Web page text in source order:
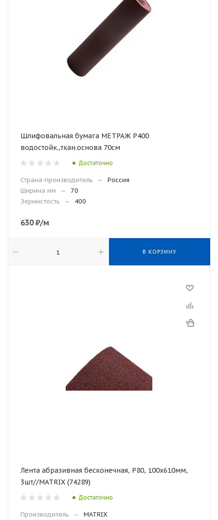
Шлифовальная бумага МЕТРАЖ Р400
водостойк.,ткан.основа 70см
Достаточно
Страна-производитель —
Россия
Ширина мм
—
70
Зернистость
— 400
630₽/м
В КОРЗИНУ
Лента абразивная бесконечная, Р80, 100х610мм,
3шт//MATRIX (74289)
Достаточно
Производитель —
MATRIX